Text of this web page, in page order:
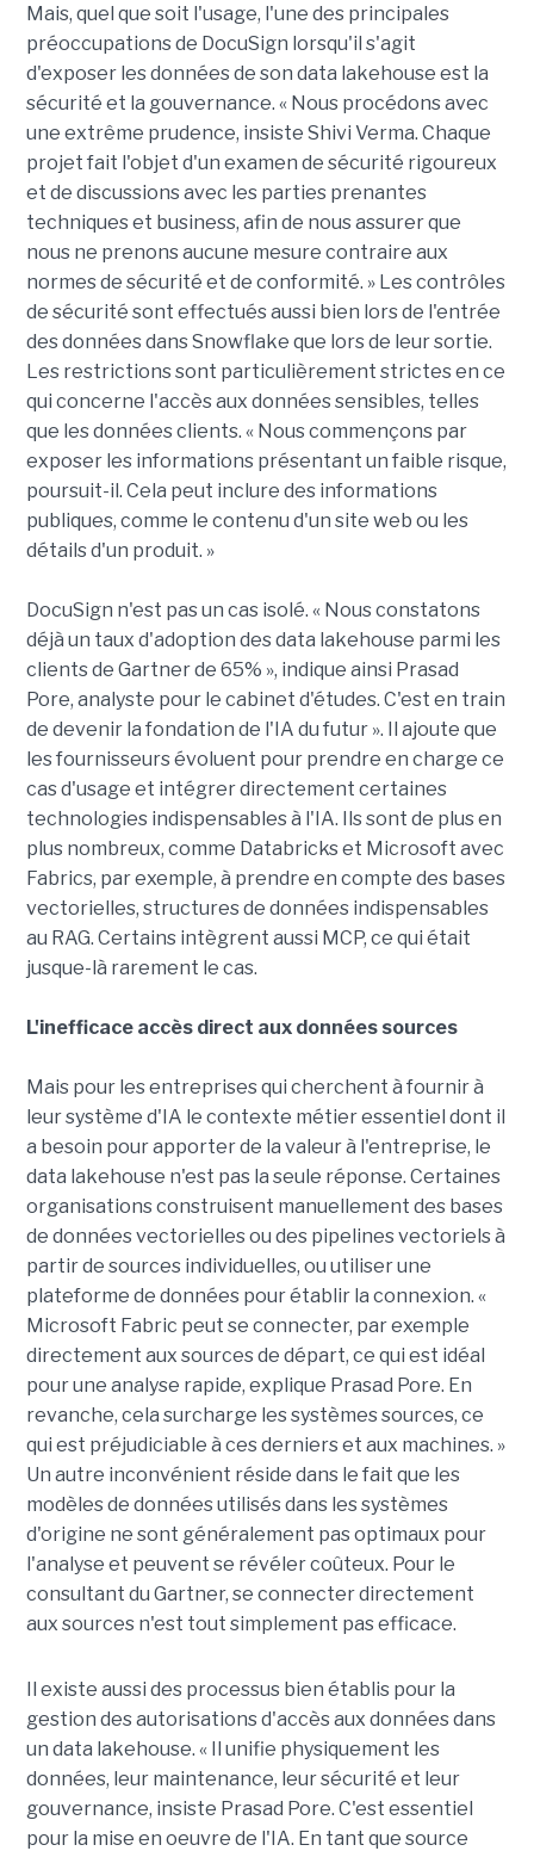
Mais, quel que soit l'usage, l'une des principales
préoccupations de DocuSign lorsqu'il s'agit
d'exposer les données de son data lakehouse est la
sécurité et la gouvernance. « Nous procédons avec
une extrême prudence, insiste Shivi Verma. Chaque
projet fait l'objet d'un examen de sécurité rigoureux
et de discussions avec les parties prenantes
techniques et business, afin de nous assurer que
nous ne prenons aucune mesure contraire aux
normes de sécurité et de conformité. » Les contrôles
de sécurité sont effectués aussi bien lors de l'entrée
des données dans Snowflake que lors de leur sortie.
Les restrictions sont particulièrement strictes en ce
qui concerne l'accès aux données sensibles, telles
que les données clients. « Nous commençons par
exposer les informations présentant un faible risque,
poursuit-il. Cela peut inclure des informations
publiques, comme le contenu d'un site web ou les
détails d'un produit. »
DocuSign n'est pas un cas isolé. « Nous constatons
déjà un taux d'adoption des data lakehouse parmi les
clients de Gartner de 65% », indique ainsi Prasad
Pore, analyste pour le cabinet d'études. C'est en train
de devenir la fondation de l'IA du futur ». Il ajoute que
les fournisseurs évoluent pour prendre en charge ce
cas d'usage et intégrer directement certaines
technologies indispensables à l'IA. Ils sont de plus en
plus nombreux, comme Databricks et Microsoft avec
Fabrics, par exemple, à prendre en compte des bases
vectorielles, structures de données indispensables
au RAG. Certains intègrent aussi MCP, ce qui était
jusque-là rarement le cas.
L'inefficace accès direct aux données sources
Mais pour les entreprises qui cherchent à fournir à
leur système d'IA le contexte métier essentiel dont il
a besoin pour apporter de la valeur à l'entreprise, le
data lakehouse n'est pas la seule réponse. Certaines
organisations construisent manuellement des bases
de données vectorielles ou des pipelines vectoriels à
partir de sources individuelles, ou utiliser une
plateforme de données pour établir la connexion. «
Microsoft Fabric peut se connecter, par exemple
directement aux sources de départ, ce qui est idéal
pour une analyse rapide, explique Prasad Pore. En
revanche, cela surcharge les systèmes sources, ce
qui est préjudiciable à ces derniers et aux machines. »
Un autre inconvénient réside dans le fait que les
modèles de données utilisés dans les systèmes
d'origine ne sont généralement pas optimaux pour
l'analyse et peuvent se révéler coûteux. Pour le
consultant du Gartner, se connecter directement
aux sources n'est tout simplement pas efficace.
Il existe aussi des processus bien établis pour la
gestion des autorisations d'accès aux données dans
un data lakehouse. « Il unifie physiquement les
données, leur maintenance, leur sécurité et leur
gouvernance, insiste Prasad Pore. C'est essentiel
pour la mise en oeuvre de l'IA. En tant que source